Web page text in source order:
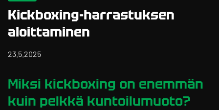
Kickboxing-harrastuksen
aloittaminen
23.5.2025
Miksi kickboxing on enemmän
kuin pelkkä kuntoilumuoto?